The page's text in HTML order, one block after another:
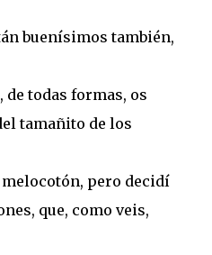
buenísimos también,
todas formas, os
tamañito de los
pero decidí
que, como veis,